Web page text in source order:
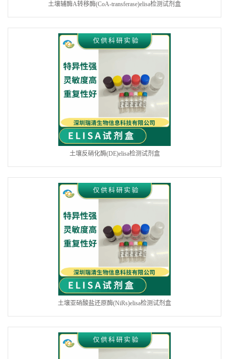
土壤辅酶A转移酶(CoA-transferase)elisa检测试剂盒
土壤反硝化酶(DE)elisa检测试剂盒
土壤亚硝酸盐还原酶(NiRs)elisa检测试剂盒